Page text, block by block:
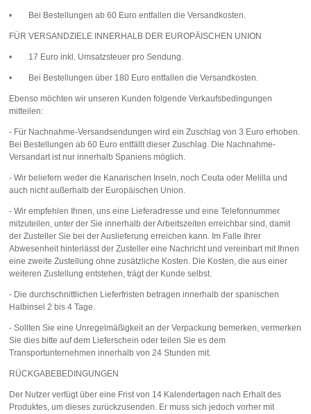
• Bei Bestellungen ab 60 Euro entfallen die Versandkosten.
FÜR VERSANDZIELE INNERHALB DER EUROPÄISCHEN UNION
• 17 Euro inkl. Umsatzsteuer pro Sendung.
• Bei Bestellungen über 180 Euro entfallen die Versandkosten.
Ebenso möchten wir unseren Kunden folgende Verkaufsbedingungen
mitteilen:
- Für Nachnahme-Versandsendungen wird ein Zuschlag von 3 Euro erhoben.
Bei Bestellungen ab 60 Euro entfällt dieser Zuschlag. Die Nachnahme-
Versandart ist nur innerhalb Spaniens möglich.
- Wir beliefern weder die Kanarischen Inseln, noch Ceuta oder Melilla und
auch nicht außerhalb der Europäischen Union.
- Wir empfehlen Ihnen, uns eine Lieferadresse und eine Telefonnummer
mitzuteilen, unter der Sie innerhalb der Arbeitszeiten erreichbar sind, damit
der Zusteller Sie bei der Auslieferung erreichen kann. Im Falle Ihrer
Abwesenheit hinterlässt der Zusteller eine Nachricht und vereinbart mit Ihnen
eine zweite Zustellung ohne zusätzliche Kosten. Die Kosten, die aus einer
weiteren Zustellung entstehen, trägt der Kunde selbst.
- Die durchschnittlichen Lieferfristen betragen innerhalb der spanischen
Halbinsel 2 bis 4 Tage.
- Sollten Sie eine Unregelmäßigkeit an der Verpackung bemerken, vermerken
Sie dies bitte auf dem Lieferschein oder teilen Sie es dem
Transportunternehmen innerhalb von 24 Stunden mit.
RÜCKGABEBEDINGUNGEN
Der Nutzer verfügt über eine Frist von 14 Kalendertagen nach Erhalt des
Produktes, um dieses zurückzusenden. Er muss sich jedoch vorher mit